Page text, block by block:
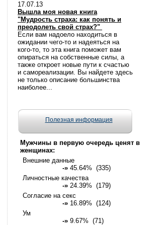
17.07.13
Вышла моя новая книга
"Мудрость страха: как понять и
преодолеть свой страх?"
Если вам надоело находиться в
ожидании чего-то и надеяться на
кого-то, то эта книга поможет вам
опираться на собственные силы, а
также откроет новые пути к счастью
и самореализации. Вы найдете здесь
не только описание большинства
наиболее...
Полезная информация
Мужчины в первую очередь ценят в
женщинах:
Внешние данные
-» 45.64% (335)
Личностные качества
-» 24.39% (179)
Согласие на секс
-» 16.89% (124)
Ум
-» 9.67% (71)